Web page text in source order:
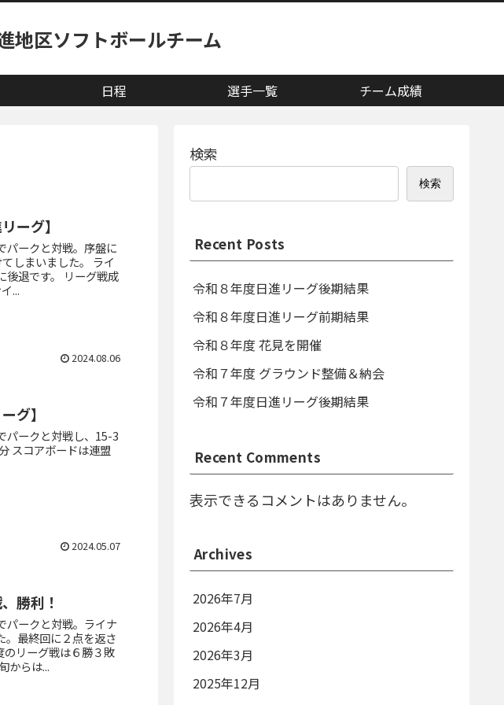
地区ソフトボールチーム
日程 選手一覧 チーム成績
ーグ】
パークと対戦。序盤に
しまいました。 ライ
後退です。 リーグ戦成
...
2024.08.06
グ】
パークと対戦し、15-3
スコアボードは連盟
2024.05.07
勝利！
パークと対戦。ライナ
。最終回に２点を返さ
リーグ戦は６勝３敗
からは...
検索
検索
Recent Posts
令和８年度日進リーグ後期結果
令和８年度日進リーグ前期結果
令和８年度 花見を開催
令和７年度 グラウンド整備＆納会
令和７年度日進リーグ後期結果
Recent Comments
表示できるコメントはありません。
Archives
2026年7月
2026年4月
2026年3月
2025年12月